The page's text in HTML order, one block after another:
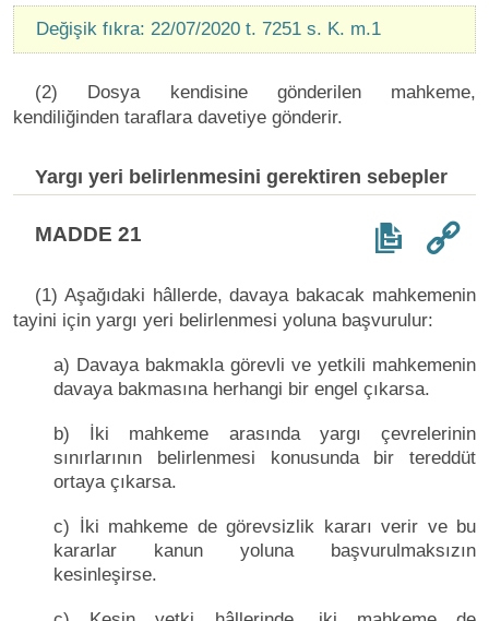
Değişik fıkra: 22/07/2020 t. 7251 s. K. m.1
(2) Dosya kendisine gönderilen mahkeme,
kendiliğinden taraflara davetiye gönderir.
Yargı yeri belirlenmesini gerektiren sebepler
MADDE 21
(1) Aşağıdaki hâllerde, davaya bakacak mahkemenin
tayini için yargı yeri belirlenmesi yoluna başvurulur:
a) Davaya bakmakla görevli ve yetkili mahkemenin
davaya bakmasına herhangi bir engel çıkarsa.
b) İki mahkeme arasında yargı çevrelerinin
sınırlarının belirlenmesi konusunda bir tereddüt
ortaya çıkarsa.
c) İki mahkeme de görevsizlik kararı verir ve bu
kararlar kanun yoluna başvurulmaksızın
kesinleşirse.